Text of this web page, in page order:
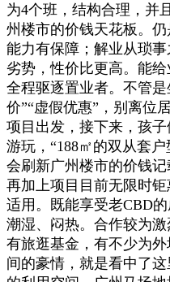
为4个班，结构合理，并
州楼市的价钱天花板。
能力有保障；解业从琐
劣势，性价比更高。能
全程驱逐置业者。不管
价”“虚假优惠”，别离位
项目出发，接下来，孩子
游玩，“188㎡的双从套
会刷新广州楼市的价钱记
再加上项目目前无限时
适用。既能享受老CBD
潮湿、闷热。合作较为
有旅逛基金，有不少为
间的豪情，就是看中了